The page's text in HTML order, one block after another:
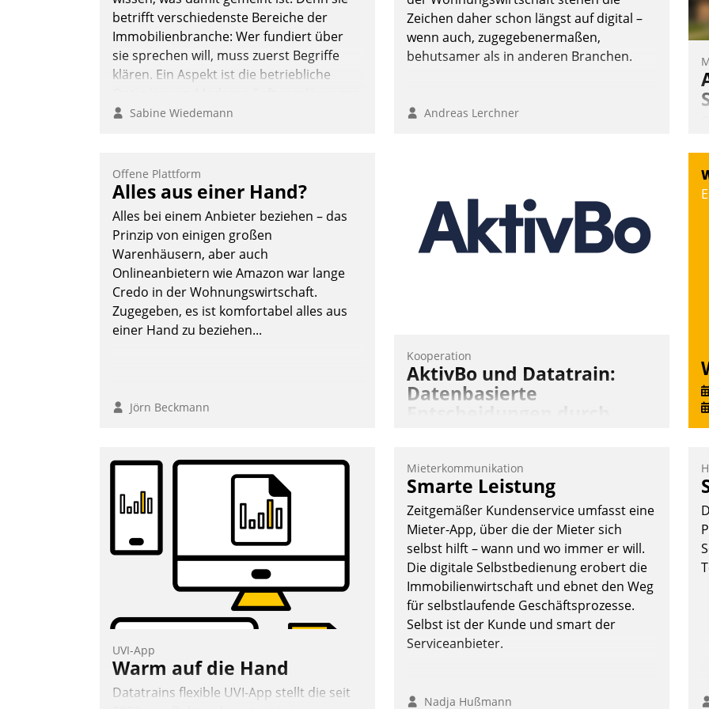
betrifft verschiedenste Bereiche der
Immobilienbranche: Wer fundiert über
sie sprechen will, muss zuerst Begriffe
klären. Ein Aspekt ist die betriebliche
ermöglichen große Einsparungen durch
Allein mit der Einführung einer neuen
Software ist es nicht getan. Die
Digitalisierung erfordert von
Unternehmen die Bereitschaft, sich zu
überprüfen, zu hinterfragen und zu
verändern.
Sabine Wiedemann
Zeichen daher schon längst auf digital –
wenn auch, zugegebenermaßen,
behutsamer als in anderen Branchen.
Andreas Lerchner
Offene Plattform
Alles aus einer Hand?
Alles bei einem Anbieter beziehen – das
Prinzip von einigen großen
Warenhäusern, aber auch
Onlineanbietern wie Amazon war lange
Credo in der Wohnungswirtschaft.
Zugegeben, es ist komfortabel alles aus
einer Hand zu beziehen...
Jörn Beckmann
Kooperation
AktivBo und Datatrain:
Datenbasierte
AktivBo und Datatrain kooperieren –
Immobilienunternehmen profitieren: Die
nahtlose Integration der Lösungen von
AktivBo und Datatrain ermöglicht
automatisiert ausgelöste, zielgerichtete
Mieterbefragungen – eine starke
Grundlage für intelligente, datengestützte
Entscheidungen.
UVI-App
Warm auf die Hand
Datatrains flexible UVI-App stellt die seit
Mieterkommunikation
Smarte Leistung
Zeitgemäßer Kundenservice umfasst eine
Mieter-App, über die der Mieter sich
selbst hilft – wann und wo immer er will.
Die digitale Selbstbedienung erobert die
Immobilienwirtschaft und ebnet den Weg
für selbstlaufende Geschäftsprozesse.
Selbst ist der Kunde und smart der
Serviceanbieter.
Nadja Hußmann